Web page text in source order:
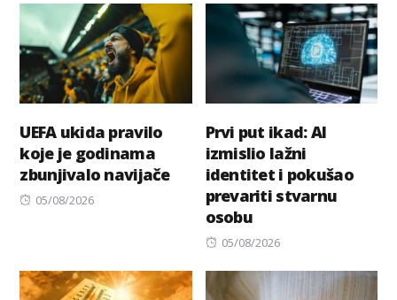
UEFA ukida pravilo
koje je godinama
zbunjivalo navijače
Posted
05/08/2026
Prvi put ikad: AI
izmislio lažni
identitet i pokušao
prevariti stvarnu
osobu
Posted
05/08/2026